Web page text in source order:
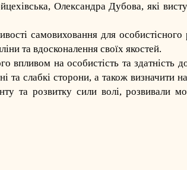
Олександра Дубова, які
самовиховання для особистісного
та вдосконалення своїх якостей.
впливом на особистість та здатність
та слабкі сторони, а також визначити
та розвитку сили волі, розвивали